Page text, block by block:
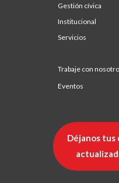
Gestión cívica
Institucional
Servicios
Trabaje con
Eventos
Déjanos tus